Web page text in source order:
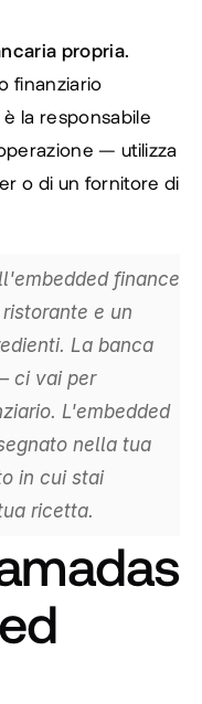
propria.
finanziario
la responsabile
— utilizza
o di un fornitore di
finance
e un
La banca
ci vai per
L'embedded
nella tua
in cui stai
ricetta.